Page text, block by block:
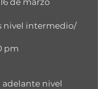
de marzo
nivel intermedio/
pm
adelante nivel